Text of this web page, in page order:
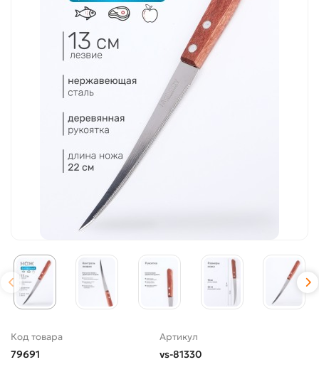
Код товара
79691
Артикул
vs-81330